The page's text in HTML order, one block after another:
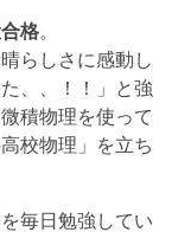
格。
らしさに感動し
、、！！」と強
積物理を使って
校物理」を立ち
毎日勉強してい